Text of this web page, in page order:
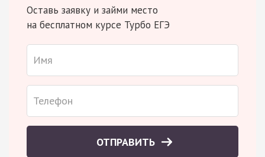
Оставь заявку и займи место
на бесплатном курсе Турбо ЕГЭ
ОТПРАВИТЬ